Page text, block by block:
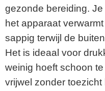
gezonde bereiding.
het apparaat
sappig terwijl de
Het is ideaal voor
weinig hoeft schoon
vrijwel zonder toezicht